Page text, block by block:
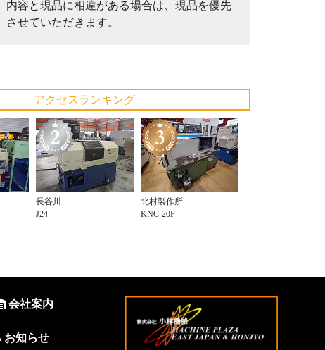
内容と現品に相違がある場合は、現品を優先
させていただきます。
アクセスランキング
長谷川
J24
北村製作所
KNC-20F
会社案内
お知らせ